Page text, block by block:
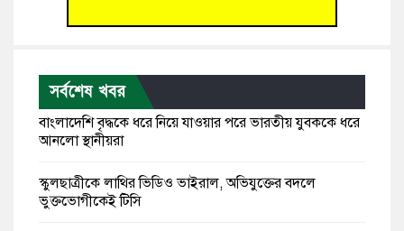
সর্বশেষ খবর
বাংলাদেশি বৃদ্ধকে ধরে নিয়ে যাওয়ার পরে ভারতীয় যুবককে ধরে
আনলো স্থানীয়রা
স্কুলছাত্রীকে লাথির ভিডিও ভাইরাল, অভিযুক্তের বদলে
ভুক্তভোগীকেই টিসি